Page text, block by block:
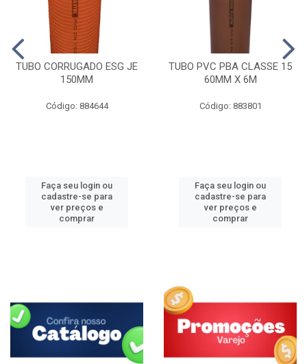
TUBO CORRUGADO ESG JE
150MM
Código: 884644
Faça seu login ou
cadastre-se para
ver preços e
comprar
TUBO PVC PBA CLASSE 15
60MM X 6M
Código: 883801
Faça seu login ou
cadastre-se para
ver preços e
comprar